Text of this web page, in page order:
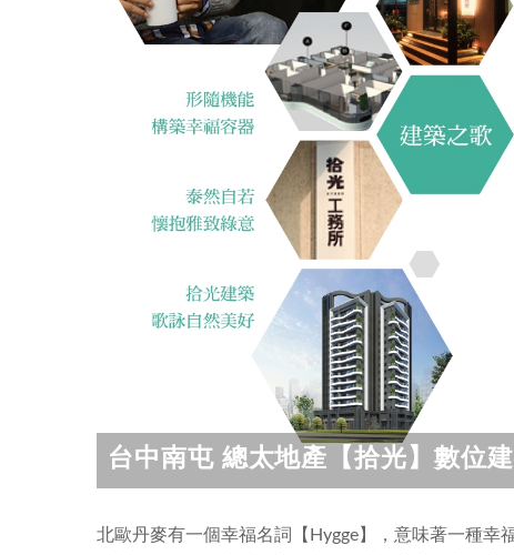
台中南屯 總太地產【拾光】數位
北歐丹麥有一個幸福名詞【Hygge】，意味著一種